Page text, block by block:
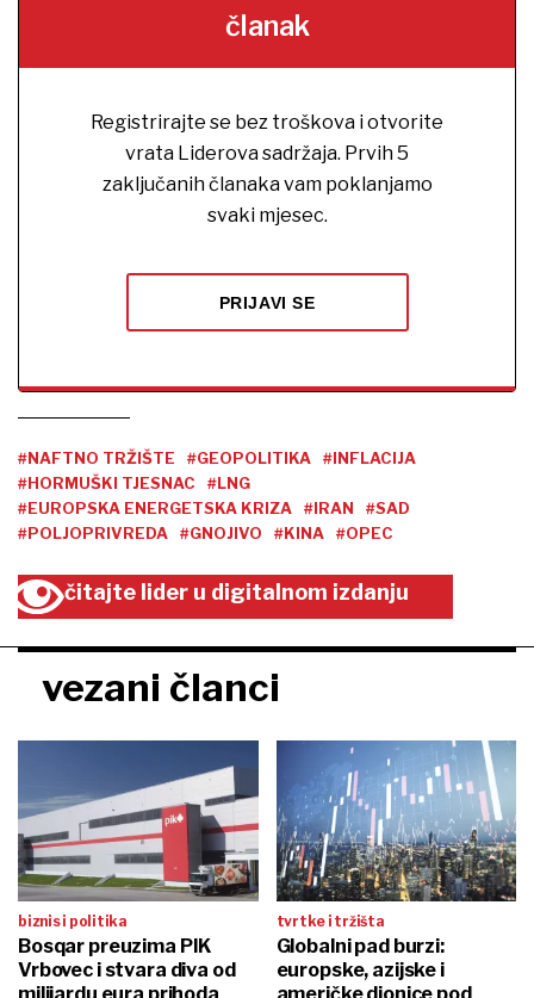
članak
Registrirajte se bez troškova i otvorite
vrata Liderova sadržaja. Prvih 5
zaključanih članaka vam poklanjamo
svaki mjesec.
PRIJAVI SE
#NAFTNO TRŽIŠTE #GEOPOLITIKA
#INFLACIJA
#HORMUŠKI TJESNAC
#LNG
#EUROPSKA ENERGETSKA KRIZA
#IRAN
#SAD
#POLJOPRIVREDA
#GNOJIVO #KINA #OPEC
čitajte lider u digitalnom izdanju
vezani članci
biznis i politika
Bosqar preuzima PIK
Vrbovec i stvara diva od
tvrtke i tržišta
Globalni pad burzi:
europske, azijske i